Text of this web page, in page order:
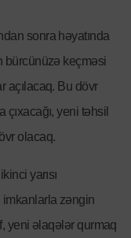
sonra həyatında
bürcünüzə keçməsi
açılacaq. Bu dövr
yeni təhsil
olacaq.
yarısı
imkanlarla zəngin
yeni əlaqələr qurmaq